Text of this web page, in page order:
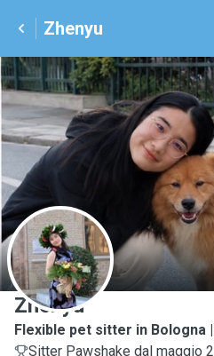
Zhenyu
Z
Zhenyu
Flexible pet sitter in Bologna
Sitter Pawshake dal maggio